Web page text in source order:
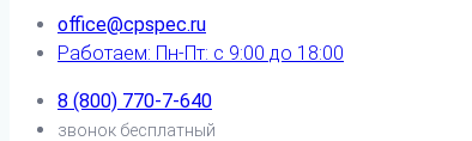
office@cpspec.ru
Работаем: Пн-Пт: с 9:00 до 18:00
8 (800) 770-7-640
звонок бесплатный